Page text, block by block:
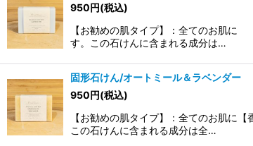
並び順:
950円(税込)
【お勧めの肌タイプ】：全てのお肌に
す。この石けんに含まれる成分は…
固形石けん/オートミール＆ラベンダー
950円(税込)
【お勧めの肌タイプ】：全てのお肌に
この石けんに含まれる成分は全…